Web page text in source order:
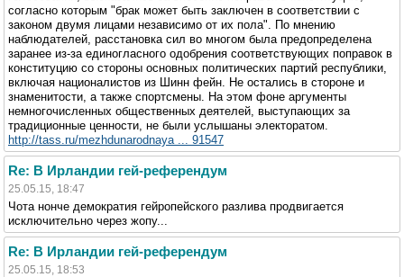
согласно которым "брак может быть заключен в соответствии с
законом двумя лицами независимо от их пола". По мнению
наблюдателей, расстановка сил во многом была предопределена
заранее из-за единогласного одобрения соответствующих поправок в
конституцию со стороны основных политических партий республики,
включая националистов из Шинн фейн. Не остались в стороне и
знаменитости, а также спортсмены. На этом фоне аргументы
немногочисленных общественных деятелей, выступающих за
традиционные ценности, не были услышаны электоратом.
http://tass.ru/mezhdunarodnaya ... 91547
Re: В Ирландии гей-референдум
25.05.15, 18:47
Чота нонче демократия гейропейского разлива продвигается
исключительно через жопу...
Re: В Ирландии гей-референдум
25.05.15, 18:53